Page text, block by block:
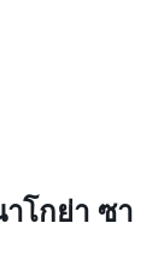
โกย่า ซา